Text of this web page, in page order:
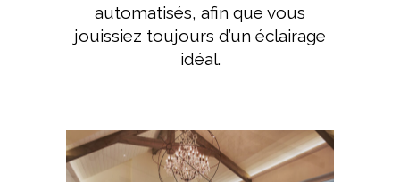
automatisés, afin que vous
jouissiez toujours d’un éclairage
idéal.